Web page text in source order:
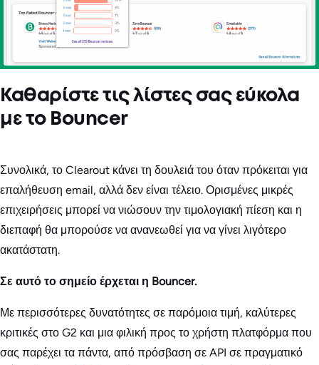
Καθαρίστε τις λίστες σας εύκολα
με το Bouncer
Συνολικά, το Clearout κάνει τη δουλειά του όταν πρόκειται για
επαλήθευση email, αλλά δεν είναι τέλειο. Ορισμένες μικρές
επιχειρήσεις μπορεί να νιώσουν την τιμολογιακή πίεση και η
διεπαφή θα μπορούσε να ανανεωθεί για να γίνει λιγότερο
ακατάστατη.
Σε αυτό το σημείο έρχεται η Bouncer.
Με περισσότερες δυνατότητες σε παρόμοια τιμή, καλύτερες
κριτικές στο G2 και μια φιλική προς το χρήστη πλατφόρμα που
σας παρέχει τα πάντα, από πρόσβαση σε API σε πραγματικό